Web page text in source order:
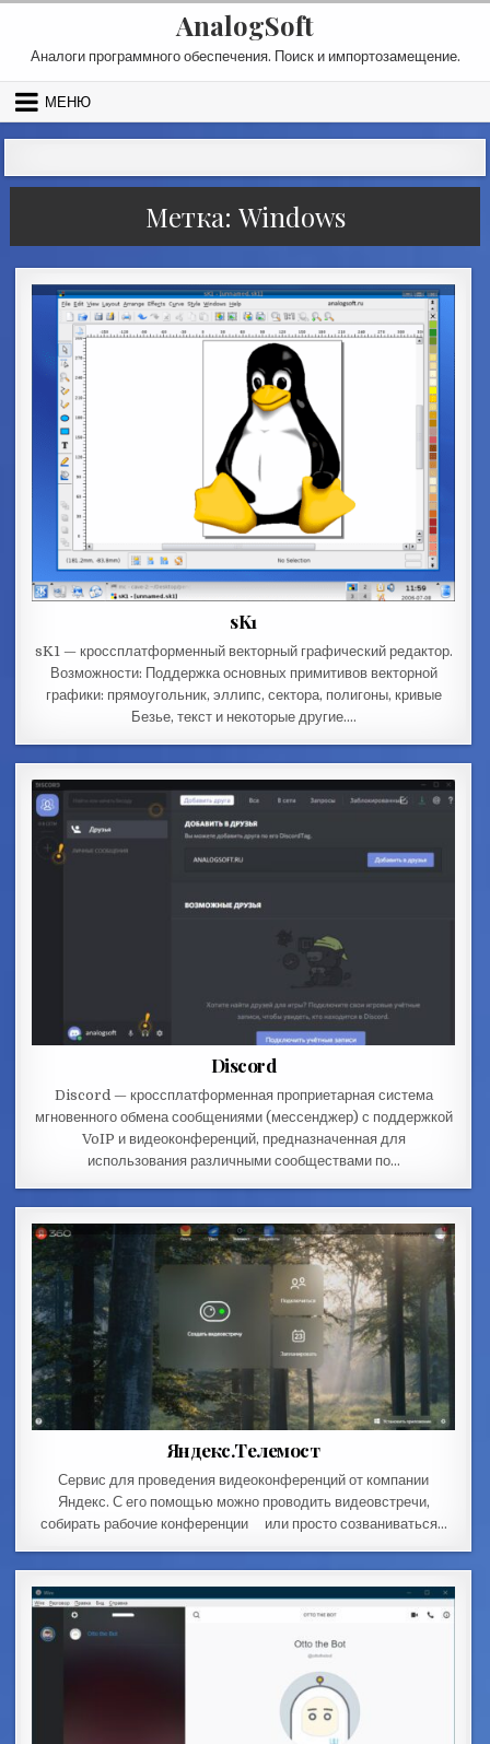
AnalogSoft
Аналоги программного обеспечения. Поиск и импортозамещение.
МЕНЮ
Метка: Windows
sK1
sK1 — кроссплатформенный векторный графический редактор.
Возможности: Поддержка основных примитивов векторной
графики: прямоугольник, эллипс, сектора, полигоны, кривые
Безье, текст и некоторые другие….
Discord
Discord — кроссплатформенная проприетарная система
мгновенного обмена сообщениями (мессенджер) с поддержкой
VoIP и видеоконференций, предназначенная для
использования различными сообществами по…
Яндекс.Телемост
Сервис для проведения видеоконференций от компании
Яндекс. С его помощью можно проводить видеовстречи,
собирать рабочие конференции или просто созваниваться…